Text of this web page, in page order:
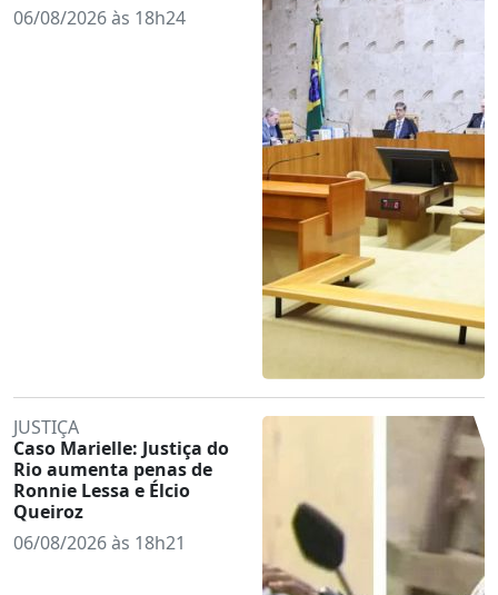
06/08/2026 às 18h24
JUSTIÇA
Caso Marielle: Justiça do
Rio aumenta penas de
Ronnie Lessa e Élcio
Queiroz
06/08/2026 às 18h21